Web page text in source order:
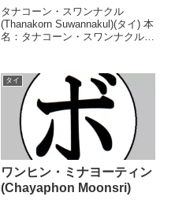
タナコーン・スワンナクル
(Thanakorn Suwannakul)(タイ) 本
名：タナコーン・スワンナクル生
なし 【戦歴】2023/04/29 ●4R
棄権 サタポーン・N...
タイ
ワンヒン・ミナヨーティン
(Chayaphon Moonsri)